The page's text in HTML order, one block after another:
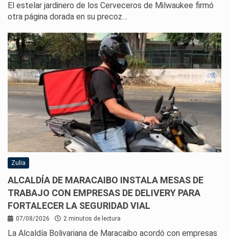
El estelar jardinero de los Cerveceros de Milwaukee firmó
otra página dorada en su precoz…
Zulia
ALCALDÍA DE MARACAIBO INSTALA MESAS DE
TRABAJO CON EMPRESAS DE DELIVERY PARA
FORTALECER LA SEGURIDAD VIAL
07/08/2026 2 minutos de lectura
La Alcaldía Bolivariana de Maracaibo acordó con empresas